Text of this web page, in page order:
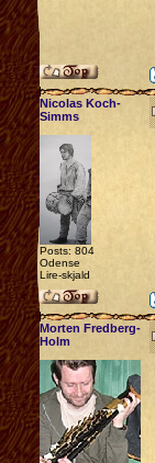
Nicolas Koch-
Simms
Posts: 804
Odense
Lire-skjald
Morten Fredberg-
Holm